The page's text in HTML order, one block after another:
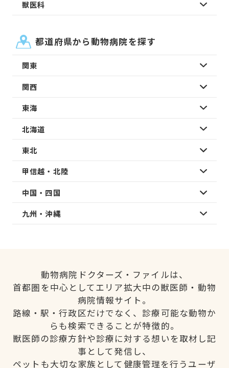
獣医科
都道府県から動物病院を探す
関東
関西
東海
北海道
東北
甲信越・北陸
中国・四国
九州・沖縄
動物病院ドクターズ・ファイルは、
首都圏を中心としてエリア拡大中の獣医師・動物
病院情報サイト。
路線・駅・行政区だけでなく、診療可能な動物か
らも検索できることが特徴的。
獣医師の診療方針や診療に対する想いを取材し記
事として発信し、
ペットも大切な家族として健康管理を行うユーザ